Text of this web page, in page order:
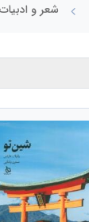
شعر و ادبیات